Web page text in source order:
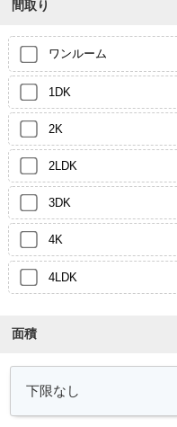
間取り
ワンルーム
1DK
2K
2LDK
3DK
4K
4LDK
面積